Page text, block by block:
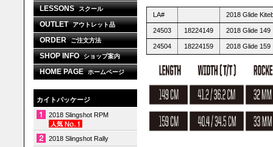
LA# 2018 Glide
24503 18224149 2018 Glide 149
24504 18224159 2018 Glide 159
LESSONS スクール
OUTLET アウトレット品
ORDER ご注文方法
SHOP INFO ショップ案内
HOME PAGE ホームページ
カイトパッケージ
2018 Slingshot RPM
2018 Slingshot Rally